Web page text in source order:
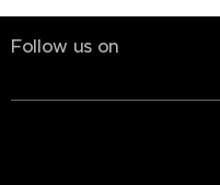
Follow us on